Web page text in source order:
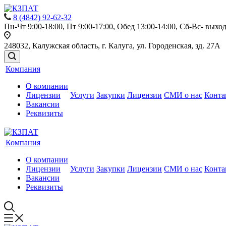
8 (4842) 92-62-32
Пн-Чт 9:00-18:00, Пт 9:00-17:00, Обед 13:00-14:00, Сб-Вс-
248032, Калужская область, г. Калуга, ул. Городенская, зд. 27А
Компания
О компании
Лицензии
Вакансии
Реквизиты
Услуги Закупки Лицензии СМИ о нас
Компания
О компании
Лицензии
Вакансии
Реквизиты
Услуги Закупки Лицензии СМИ о нас